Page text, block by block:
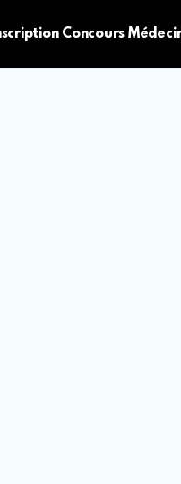
Concours